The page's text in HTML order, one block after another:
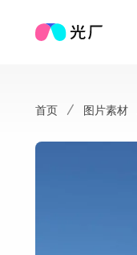
首页 图片素材